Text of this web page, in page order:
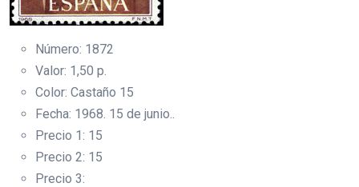
Número: 1872
Valor: 1,50 p.
Color: Castaño 15
Fecha: 1968. 15 de junio..
Precio 1: 15
Precio 2: 15
Precio 3: